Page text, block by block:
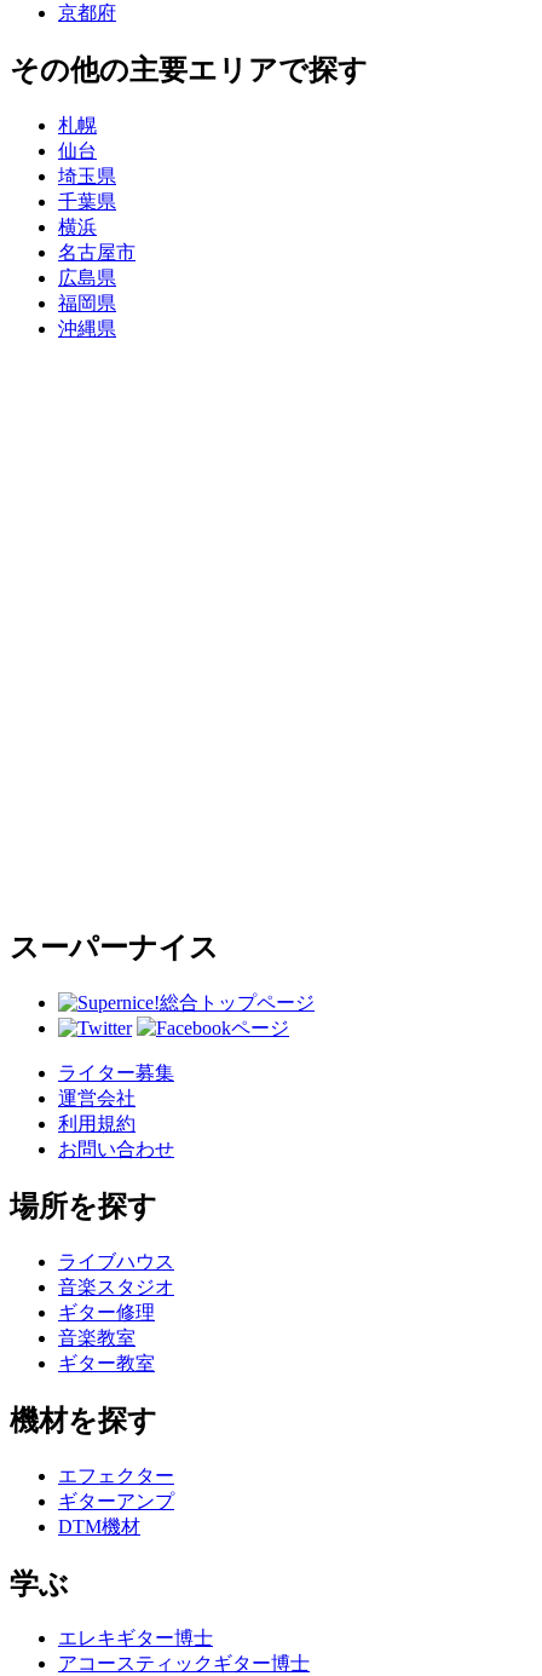
京都府
その他の主要エリアで探す
札幌
仙台
埼玉県
千葉県
横浜
名古屋市
広島県
福岡県
沖縄県
スーパーナイス
総合トップページ
ライター募集
運営会社
利用規約
お問い合わせ
場所を探す
ライブハウス
音楽スタジオ
ギター修理
音楽教室
ギター教室
機材を探す
エフェクター
ギターアンプ
DTM機材
学ぶ
エレキギター博士
アコースティックギター博士